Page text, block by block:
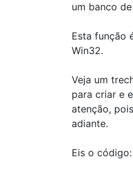
um banco
Esta função
Win32.
Veja um
para criar e
atenção,
adiante.
Eis o código: